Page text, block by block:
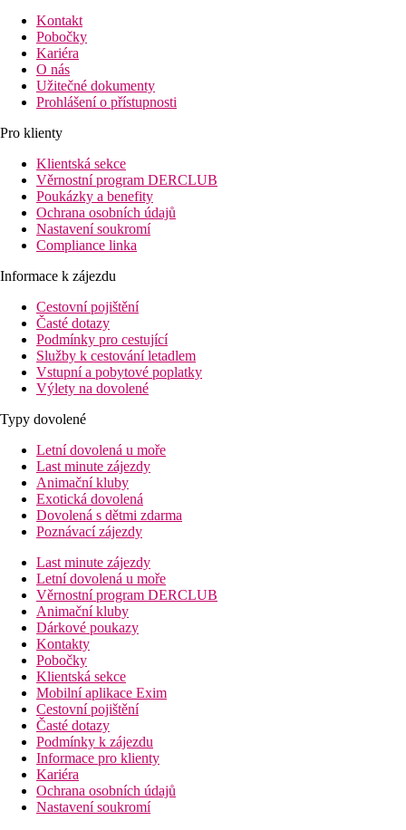
Kontakt
Pobočky
Kariéra
O nás
Užitečné dokumenty
Prohlášení o přístupnosti
Pro klienty
Klientská sekce
Věrnostní program DERCLUB
Poukázky a benefity
Ochrana osobních údajů
Nastavení soukromí
Compliance linka
Informace k zájezdu
Cestovní pojištění
Časté dotazy
Podmínky pro cestující
Služby k cestování letadlem
Vstupní a pobytové poplatky
Výlety na dovolené
Typy dovolené
Letní dovolená u moře
Last minute zájezdy
Animační kluby
Exotická dovolená
Dovolená s dětmi zdarma
Poznávací zájezdy
Last minute zájezdy
Letní dovolená u moře
Věrnostní program DERCLUB
Animační kluby
Dárkové poukazy
Kontakty
Pobočky
Klientská sekce
Mobilní aplikace Exim
Cestovní pojištění
Časté dotazy
Podmínky k zájezdu
Informace pro klienty
Kariéra
Ochrana osobních údajů
Nastavení soukromí